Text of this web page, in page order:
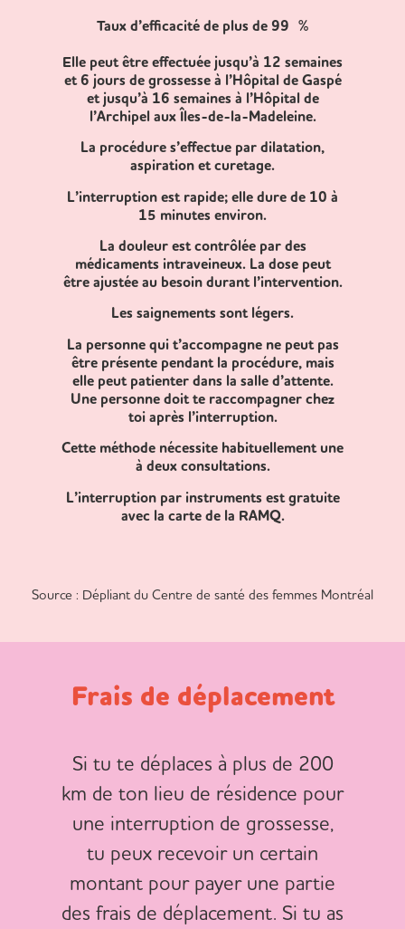
Taux d’efficacité de plus de 99 %
Elle peut être effectuée jusqu’à 12 semaines
et 6 jours de grossesse à l’Hôpital de Gaspé
et jusqu’à 16 semaines à l’Hôpital de
l’Archipel aux Îles-de-la-Madeleine.
La procédure s’effectue par dilatation,
aspiration et curetage.
L’interruption est rapide; elle dure de 10 à
15 minutes environ.
La douleur est contrôlée par des
médicaments intraveineux. La dose peut
être ajustée au besoin durant l’intervention.
Les saignements sont légers.
La personne qui t’accompagne ne peut pas
être présente pendant la procédure, mais
elle peut patienter dans la salle d’attente.
Une personne doit te raccompagner chez
toi après l’interruption.
Cette méthode nécessite habituellement une
à deux consultations.
L’interruption par instruments est gratuite
avec la carte de la RAMQ.
Source : Dépliant du Centre de santé des femmes Montréal
Frais de déplacement
Si tu te déplaces à plus de 200
km de ton lieu de résidence pour
une interruption de grossesse,
tu peux recevoir un certain
montant pour payer une partie
des frais de déplacement. Si tu as